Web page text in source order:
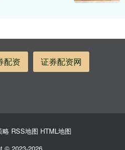
配资 证券配资网
略 RSS地图 HTML地图